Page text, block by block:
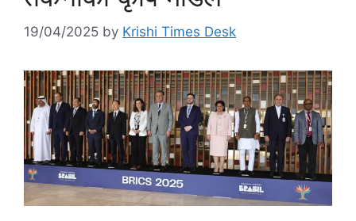
19/04/2025 by Krishi Times Desk